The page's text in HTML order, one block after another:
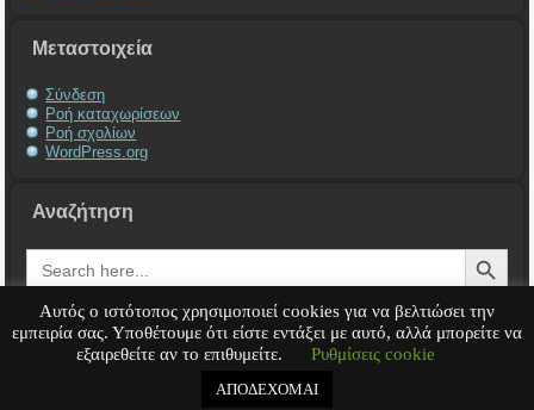
Μεταστοιχεία
Σύνδεση
Ροή καταχωρίσεων
Ροή σχολίων
WordPress.org
Αναζήτηση
Search
for:
Search Button
Service Υπολογιστή Service Laptop Service Macbook Service Περιφερειακά
Αυτός ο ιστότοπος χρησιμοποιεί cookies για να βελτιώσει την
εμπειρία σας. Υποθέτουμε ότι είστε εντάξει με αυτό, αλλά μπορείτε να
εξαιρεθείτε αν το επιθυμείτε.
Ρυθμίσεις cookie
ΑΠΟΔΕΧΟΜΑΙ